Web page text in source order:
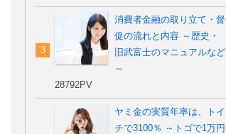
消費者金融の取り立て・督
促の流れと内容 ～歴史・
旧武富士のマニュアルなど
～
28792PV
ヤミ金の実質年率は、トイ
チで3100％ ～トゴで1万円